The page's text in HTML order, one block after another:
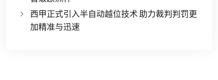
西甲正式引入半自动越位技术 助力裁判判罚更
加精准与迅速